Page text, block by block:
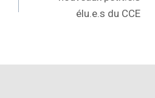
élu.e.s du CCE